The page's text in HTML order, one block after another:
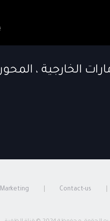
Contact-us
Marketing